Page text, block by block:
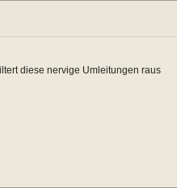
diese nervige Umleitungen raus